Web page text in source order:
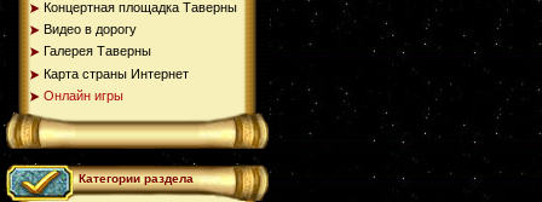
Концертная площадка Таверны
Видео в дорогу
Галерея Таверны
Карта страны Интернет
Онлайн игры
Категории раздела